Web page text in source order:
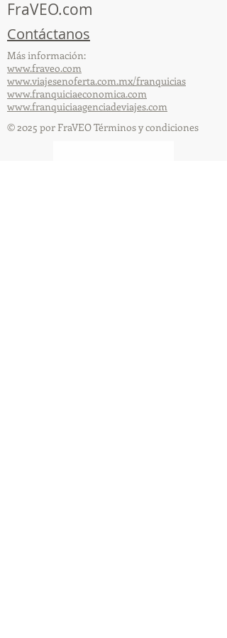
FraVEO.com
Contáctanos
Más información:
www.fraveo.com
www.viajesenoferta.com.mx/franquicias
www.franquiciaeconomica.com
www.franquiciaagenciadeviajes.com
© 2025 por FraVEO Términos y condiciones